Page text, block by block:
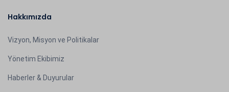
Hakkımızda
Vizyon, Misyon ve Politikalar
Yönetim Ekibimiz
Haberler & Duyurular